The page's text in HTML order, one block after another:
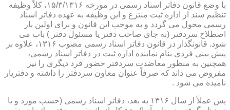
با وضع قانون دفاتر اسناد رسمی در مورخه ۱۵/۳/۱۳۱۶، كلاً وظیفه
تنظیم سند از اداره ثبت منتزع و این وظیفه به عهده دفاتر اسناد
رسمی محول می گردد و به موجب این قانون و برای اولین بار
اصطلاح سردفتر (به جای صاحب دفتر یا مسئول دفتر ) باب می
شود. قانونگذار در قانون دفاتر اسناد رسمی مصوب ۱۳۱۶، علاوه بر
پیش بینی فردی بنام نماینده اداره ثبت در دفاتر اسناد رسمی،
همچنین به منظور معاضدت سردفتر حضور فرد دیگری را نیز
مفروض می داند كه صرفاً عنوان معاون سردفتر را داشته و دفتریار
نامیده می شود .
پس عملاً از سال ۱۳۱۶ به بعد، دفاتر اسناد رسمی (حسب مورد و با